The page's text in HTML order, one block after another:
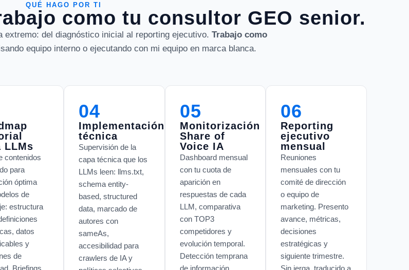
QUÉ HAGO POR TI
como tu consultor GEO senior.
extremo: del diagnóstico inicial al reporting ejecutivo. Trabajo como
equipo interno o ejecutando con mi equipo en marca blanca.
LLMs
contenidos
para
óptima
de
estructura
datos
y
de
Briefings
04
Implementación
técnica
Supervisión de la
capa técnica que los
LLMs leen: llms.txt,
schema entity-
based, structured
data, marcado de
autores con
sameAs,
accesibilidad para
crawlers de IA y
05
Monitorización
Share of
Voice IA
Dashboard mensual
con tu cuota de
aparición en
respuestas de cada
LLM, comparativa
con TOP3
competidores y
evolución temporal.
Detección temprana
de información
06
Reporting
ejecutivo
mensual
Reuniones
mensuales con tu
comité de dirección
o equipo de
marketing. Presento
avance, métricas,
decisiones
estratégicas y
siguiente trimestre.
Sin jerga, traducido a